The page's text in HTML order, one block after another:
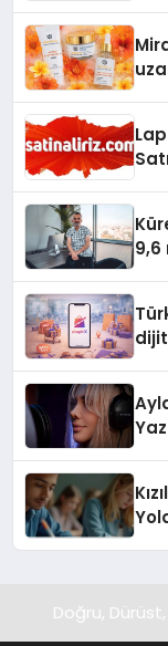
9,6
Doğru,